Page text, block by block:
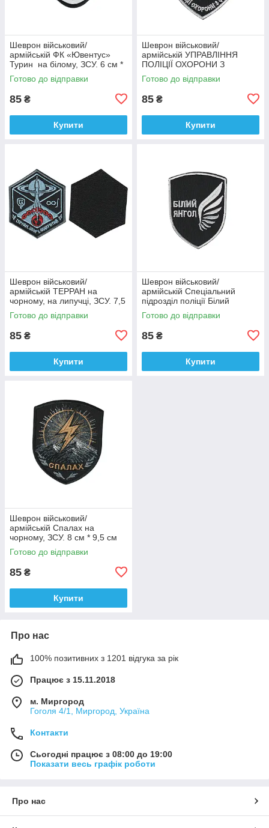
Шеврон військовий/
армійській ФК «Ювентус»
Турин на білому, ЗСУ. 6 см *
9,5 см
Готово до відправки
85 ₴
Купити
Шеврон військовий/
армійській УПРАВЛІННЯ
ПОЛІЦІЇ ОХОРОНИ З
ФІЗИЧНОЇ БЕЗПЕКИ ТИТАН
на чорному, ЗСУ. 8 см * 10
Готово до відправки
85 ₴
Купити
Шеврон військовий/
армійській ТЕРРАН на
чорному, на липучці, ЗСУ. 7,5
см * 9 см
Готово до відправки
85 ₴
Купити
Шеврон військовий/
армійській Спеціальний
підрозділ поліції Білий
янгол на чорному, ЗСУ. 7 см *
9 см
Готово до відправки
85 ₴
Купити
Шеврон військовий/
армійській Спалах на
чорному, ЗСУ. 8 см * 9,5 см
Готово до відправки
85 ₴
Купити
Про нас
100% позитивних з 1201 відгука за рік
Працює з 15.11.2018
м. Миргород
Гоголя 4/1, Миргород, Україна
Контакти
Сьогодні працює з 08:00 до 19:00
Показати весь графік роботи
Про нас